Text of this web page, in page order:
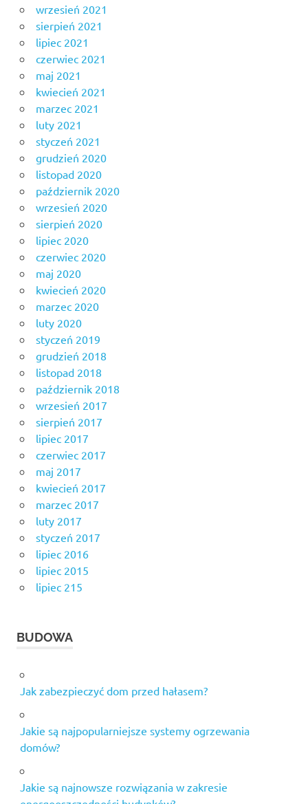
wrzesień 2021
sierpień 2021
lipiec 2021
czerwiec 2021
maj 2021
kwiecień 2021
marzec 2021
luty 2021
styczeń 2021
grudzień 2020
listopad 2020
październik 2020
wrzesień 2020
sierpień 2020
lipiec 2020
czerwiec 2020
maj 2020
kwiecień 2020
marzec 2020
luty 2020
styczeń 2019
grudzień 2018
listopad 2018
październik 2018
wrzesień 2017
sierpień 2017
lipiec 2017
czerwiec 2017
maj 2017
kwiecień 2017
marzec 2017
luty 2017
styczeń 2017
lipiec 2016
lipiec 2015
lipiec 215
BUDOWA
Jak zabezpieczyć dom przed hałasem?
Jakie są najpopularniejsze systemy ogrzewania
domów?
Jakie są najnowsze rozwiązania w zakresie